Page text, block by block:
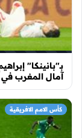
بـ"بانينكا"
آمال المغرب في نهائي
كأس الامم الافريقية